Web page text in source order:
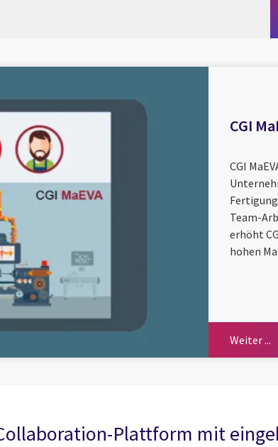
CGI
CGI
Team-
erhöht
hohen
Weiter ...
Plattform mit